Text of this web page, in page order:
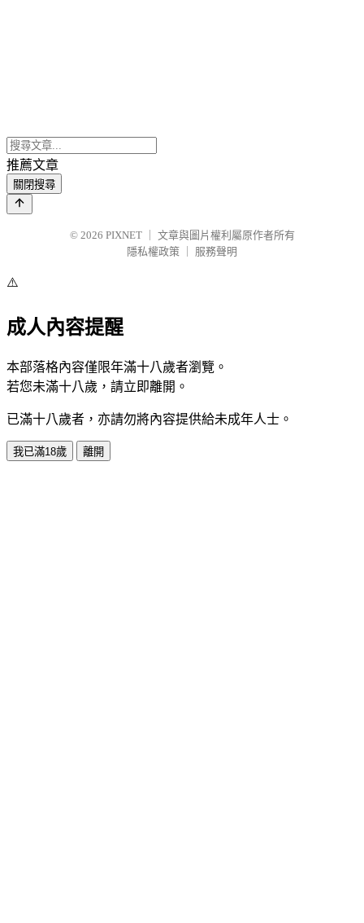
推薦文章
關閉搜尋
© 2026 PIXNET
文章與圖片權利屬原作者所有
隱私權政策
服務聲明
⚠️
成人內容提醒
本部落格內容僅限年滿十八歲者瀏覽。
若您未滿十八歲，請立即離開。
已滿十八歲者，亦請勿將內容提供給未成年人士。
我已滿18歲 離開